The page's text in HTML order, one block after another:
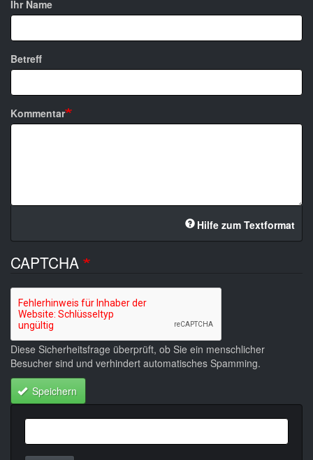
Ihr Name
Betreff
Kommentar
Hilfe zum Textformat
CAPTCHA
Diese Sicherheitsfrage überprüft, ob Sie ein menschlicher
Besucher sind und verhindert automatisches Spamming.
Speichern